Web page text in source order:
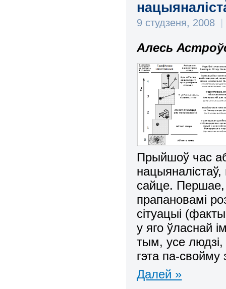
9 студзеня, 2008
Алесь
Прыйшоў час
сайце. Першае,
прапановамі
сітуацыі
у яго ўласнай
тым, усе
гэта па-
Далей »